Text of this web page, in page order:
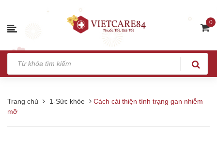
0
Trang chủ 1-Sức khỏe
Cách cải thiện tình trạng gan nhiễm
mỡ